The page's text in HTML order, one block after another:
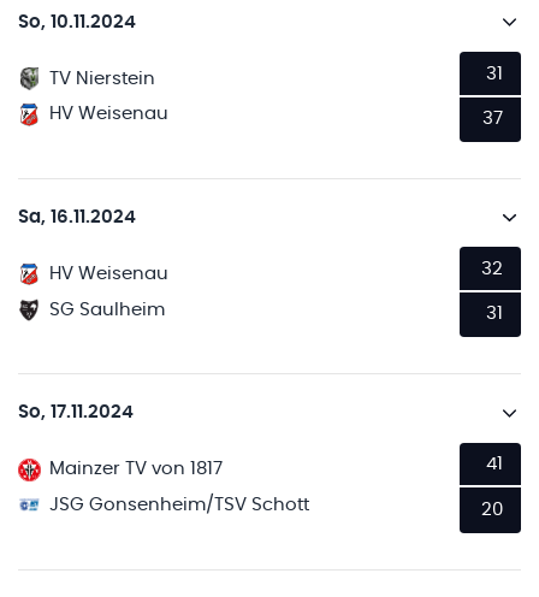
So, 10.11.2024
TV Nierstein
HV Weisenau
31
37
Sa, 16.11.2024
HV Weisenau
SG Saulheim
32
31
So, 17.11.2024
Mainzer TV von 1817
JSG Gonsenheim/TSV Schott
41
20